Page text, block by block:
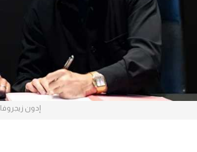
إدون زيجروفا